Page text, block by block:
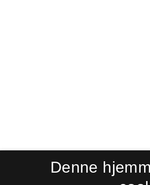
Denne